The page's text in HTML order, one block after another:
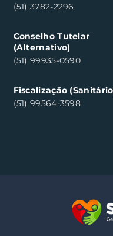
(51) 3782-2296
Conselho Tutelar
(Alternativo)
(51) 99935-0590
Fiscalização
(51) 99564-3598